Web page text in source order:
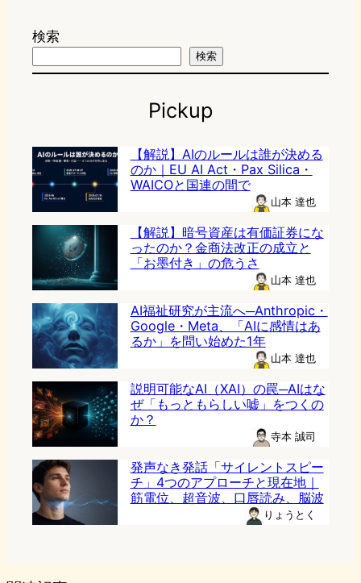
検索
検索
Pickup
【解説】AIのルールは誰が決める
のか｜EU AI Act・Pax Silica・
WAICOと国連の間で
山本 達也
【解説】暗号資産は有価証券にな
ったのか？金商法改正の成立と
「お墨付き」の危うさ
山本 達也
AI福祉研究が主流へ─Anthropic・
Google・Meta、「AIに感情はあ
るか」を問い始めた1年
山本 達也
説明可能なAI（XAI）の罠─AIはな
ぜ「もっともらしい嘘」をつくの
か？
寺本 誠司
発声なき発話「サイレントスピー
チ」4つのアプローチと現在地｜
筋電位、超音波、口唇読み、脳波
りょうとく